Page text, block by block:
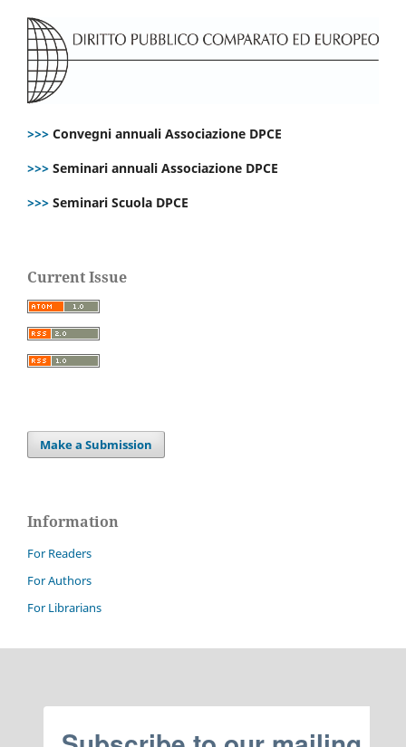
>>> Convegni annuali Associazione DPCE
>>> Seminari annuali Associazione DPCE
>>> Seminari Scuola DPCE
Current Issue
Make a Submission
Information
For Readers
For Authors
For Librarians